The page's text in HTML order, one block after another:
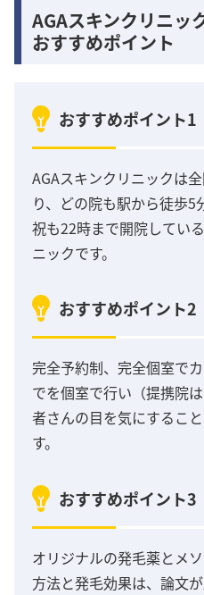
AGAスキンクリニッ
おすすめポイント
おすすめポイント1
AGAスキンクリニックは
り、どの院も駅から徒歩5
祝も22時まで開院してい
ニックです。
おすすめポイント2
完全予約制、完全個室で
でを個室で行い（提携院
者さんの目を気にするこ
す。
おすすめポイント3
オリジナルの発毛薬とメ
方法と発毛効果は、論文